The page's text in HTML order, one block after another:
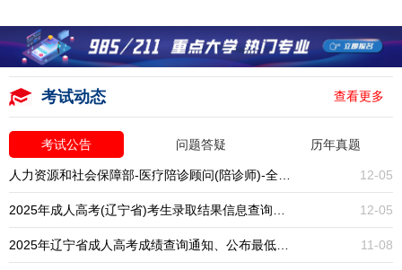
考试动态 查看更多
考试公告 问题答疑 历年真题
12-05
12-05
11-08